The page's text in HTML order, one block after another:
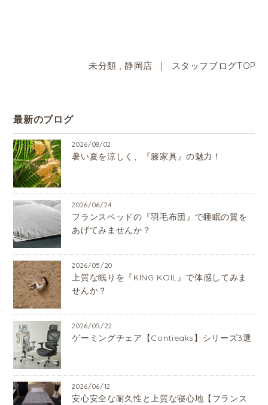
未分類 静岡店 | スタッフブログTOP
最新のブログ
2026/08/02
暑い夏を涼しく、『籐家具』の魅力！
2026/06/24
フランスベッドの『羽毛布団』で睡眠の質を
あげてみませんか？
2026/05/20
上質な眠りを『KING KOIL』で体感してみま
せんか？
2026/05/22
ゲーミングチェア【Contieaks】シリーズ3選
2026/06/12
安心安全な耐久性と上質な寝心地【フランス